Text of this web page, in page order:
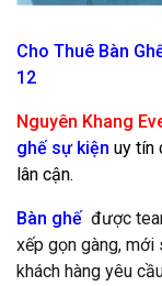
Cho Thuê Bàn
12
Nguyên Khang
ghế sự kiện uy tín
lân cận.
Bàn ghế được
xếp gọn gàng,
khách hàng yêu